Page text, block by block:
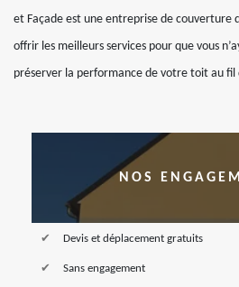
et Façade est une entreprise de couverture
offrir les meilleurs services pour que vous
préserver la performance de votre toit au fil
NOS
Devis et déplacement gratuits
Sans engagement